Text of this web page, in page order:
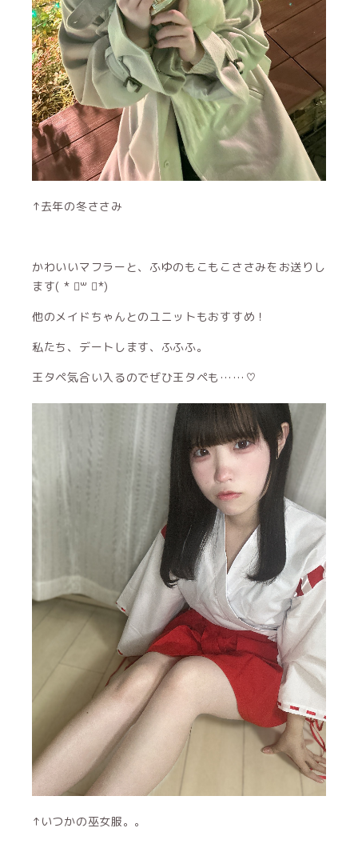
↑去年の冬ささみ
かわいいマフラーと、ふゆのもこもこささみをお送りし
ます( * ॑꒳ ॑*)
他のメイドちゃんとのユニットもおすすめ！
私たち、デートします、ふふふ。
王タペ気合い入るのでぜひ王タペも……♡
↑いつかの巫女服。。